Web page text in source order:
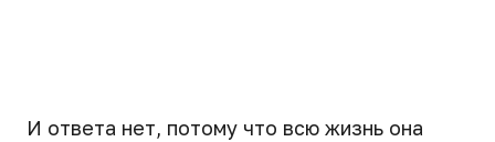
И ответа нет, потому что всю жизнь она